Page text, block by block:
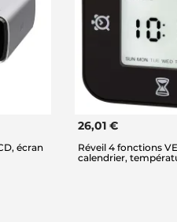
écran
26,01 €
Réveil 4 fonctions
calendrier,